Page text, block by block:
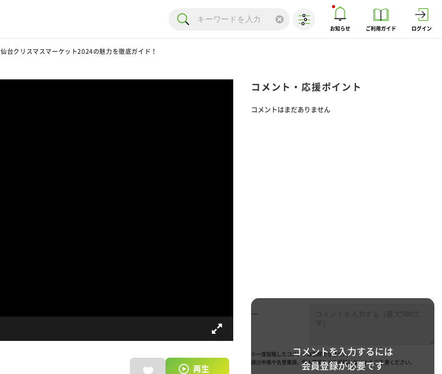
お知らせ ご利用ガイド ログイン
仙台クリスマスマーケット2024の魅力を徹底ガイド！
再生
コメント・応援ポイント
コメントはまだありません
コメントを入力するには
会員登録が必要です
---
※一度投稿したコメントは削除できません。
誹謗中傷や名誉棄損、個人情報などを投稿しないようご注 意ください。